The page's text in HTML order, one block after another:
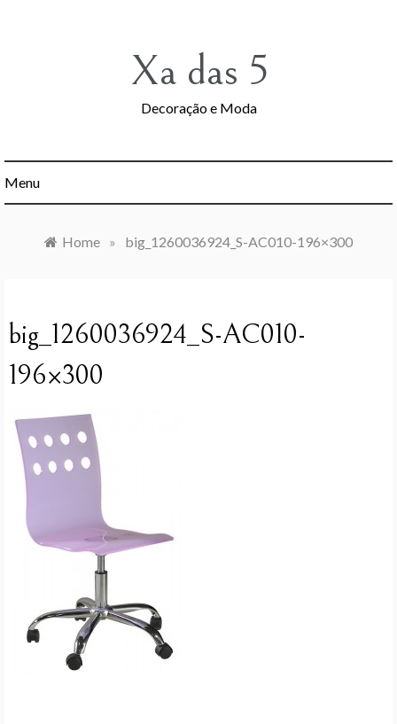
Xa das 5
Decoração e Moda
Menu
Home » big_1260036924_S-AC010-196×300
big_1260036924_S-AC010-
196×300